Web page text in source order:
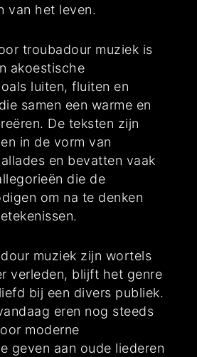
van het leven.
troubadour muziek is
akoestische
luiten, fluiten en
samen een warme en
De teksten zijn
in de vorm van
en bevatten vaak
die de
om na te denken
muziek zijn wortels
verleden, blijft het genre
bij een divers publiek.
eren nog steeds
moderne
geven aan oude liederen